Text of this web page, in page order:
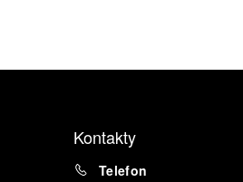
Kontakty
Telefon